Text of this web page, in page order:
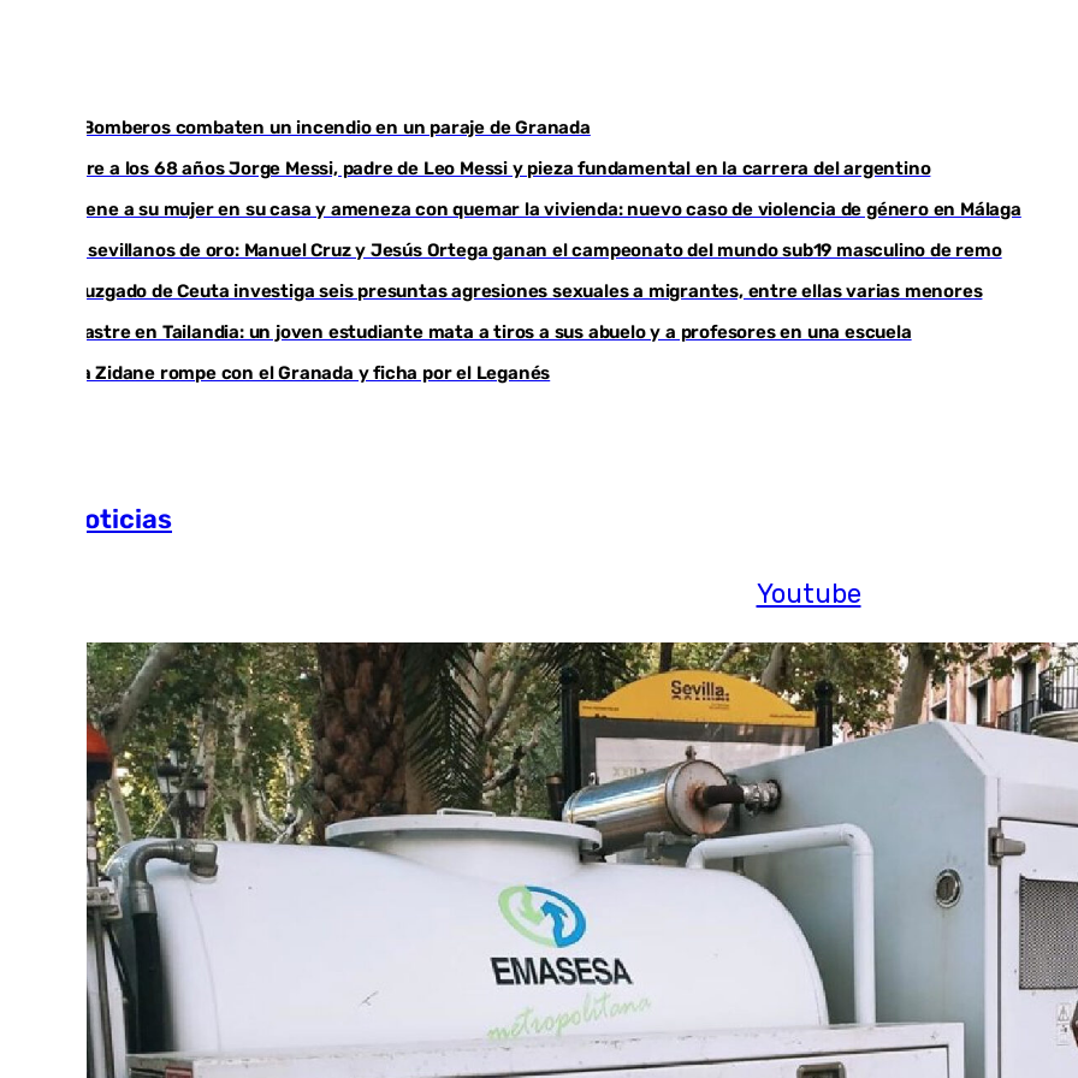
Youtube
Los Bomberos combaten un incendio en un paraje de Granada
Muere a los 68 años Jorge Messi, padre de Leo Messi y pieza fundamental en la carrera del argentino
Retiene a su mujer en su casa y ameneza con quemar la vivienda: nuevo caso de violencia de género en Málaga
Dos sevillanos de oro: Manuel Cruz y Jesús Ortega ganan el campeonato del mundo sub19 masculino de remo
Un juzgado de Ceuta investiga seis presuntas agresiones sexuales a migrantes, entre ellas varias menores
Desastre en Tailandia: un joven estudiante mata a tiros a sus abuelo y a profesores en una escuela
Luca Zidane rompe con el Granada y ficha por el Leganés
Más noticias